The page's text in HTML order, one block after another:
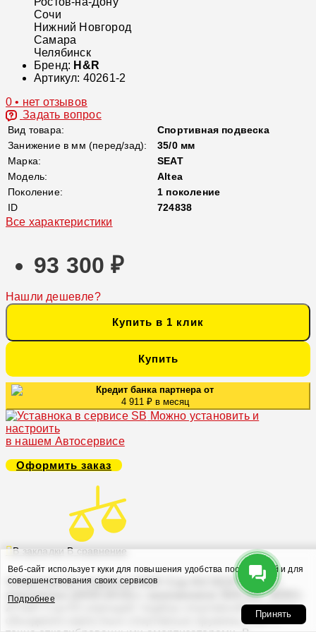
Сочи
Нижний Новгород
Самара
Челябинск
Бренд: H&R
Артикул: 40261-2
0 • нет отзывов
Задать вопрос
Вид товара:
Спортивная подвеска
Занижение в мм (перед/зад):
35/0 мм
Марка:
SEAT
Модель:
Altea
Поколение:
1 поколение
ID
724838
Все характеристики
93 300 ₽
Нашли дешевле?
Купить в 1 клик
Купить
Кредит банка партнера от
4 911 ₽ в месяц
Можно установить и
настроить
в нашем Автосервисе
Оформить заказ
В закладки В сравнение
Спортивная подвеска H&R Cup-Kit SEAT Altea 1
поколение (2004-2015) с занижением 35/0 мм, 40261-
H&R Cup-Kit упрощает подбор спортивной подвески,
объединяя известные спортивные пружины H&R с
Веб-сайт использует куки для повышения удобства посетителей и для
совершенствования своих сервисов
Подробнее
Принять